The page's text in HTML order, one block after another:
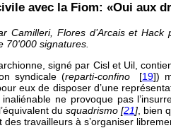
avec la Fiom: «Oui aux
Camilleri, Flores d’Arcais et
70'000 signatures.
signé par Cisl et Uil,
syndicale (reparti-confino [19])
eux de disposer d’une
inaliénable ne provoque pas
dusquadrismo [21] , bien
des travailleurs à s’organiser